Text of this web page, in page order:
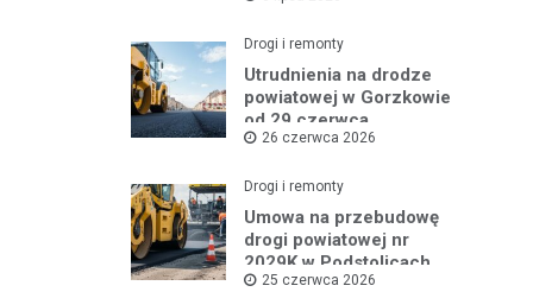
Drogi i remonty
Utrudnienia na drodze
powiatowej w Gorzkowie
od 29 czerwca
26 czerwca 2026
Drogi i remonty
Umowa na przebudowę
drogi powiatowej nr
2029K w Podstolicach
podpisana!
25 czerwca 2026